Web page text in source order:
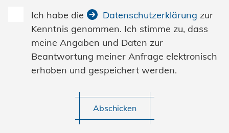
Ich habe die Datenschutzerklärung zur
Kenntnis genommen. Ich stimme zu, dass
meine Angaben und Daten zur
Beantwortung meiner Anfrage elektronisch
erhoben und gespeichert werden.
Abschicken